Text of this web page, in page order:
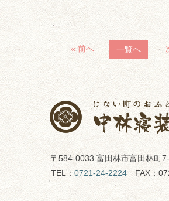
« 前へ 一覧へ
〒584-0033 富田林市富田林町
TEL：0721-24-2224 FAX：